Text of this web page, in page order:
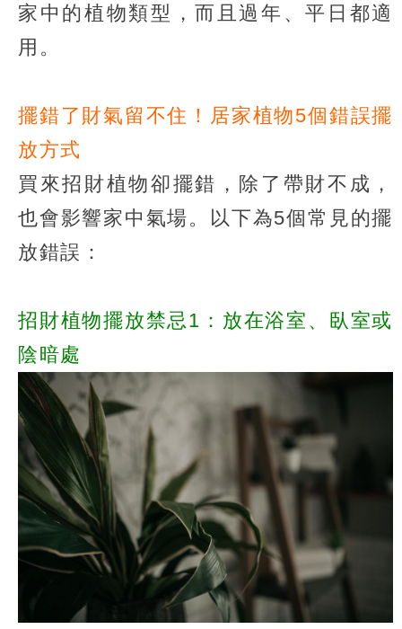
家中的植物類型，而且過年、平日都適
用。
擺錯了財氣留不住！居家植物5個錯誤擺
放方式
買來招財植物卻擺錯，除了帶財不成，
也會影響家中氣場。以下為5個常見的擺
放錯誤：
招財植物擺放禁忌1：放在浴室、臥室或
陰暗處